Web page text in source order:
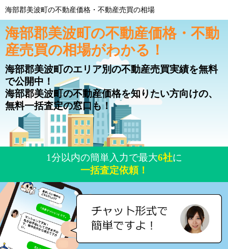
海部郡美波町の不動産価格・不動産売買の相場
海部郡美波町の不動産価格・不動
産売買の相場がわかる！
海部郡美波町のエリア別の不動産売買実績を無料
で公開中！
海部郡美波町の不動産価格を知りたい方向けの、
無料一括査定の窓口も！
1分以内の簡単入力で最大6社に
一括査定依頼！